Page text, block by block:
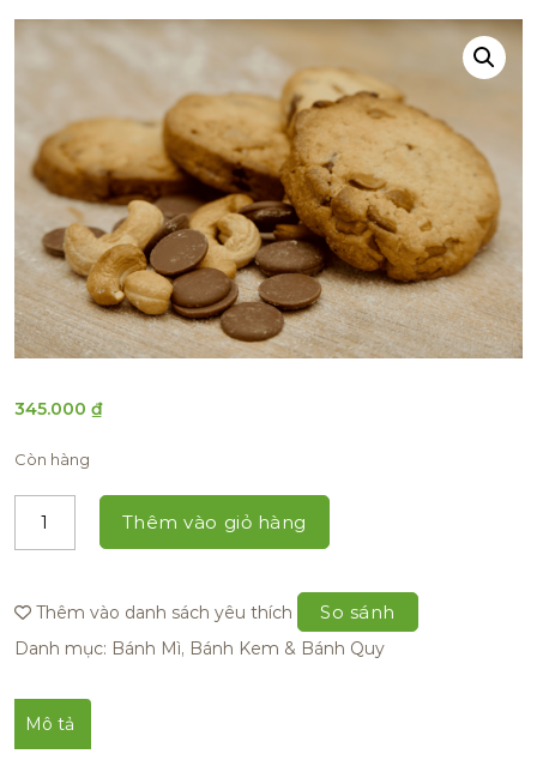
345.000 ₫
Còn hàng
Thêm vào giỏ hàng
Thêm vào danh sách yêu thích So sánh
Danh mục: Bánh Mì, Bánh Kem & Bánh Quy
Mô tả